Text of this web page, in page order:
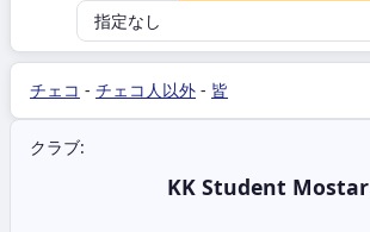
チェコ - チェコ人以外 - 皆
クラブ:
KK Student Mostar